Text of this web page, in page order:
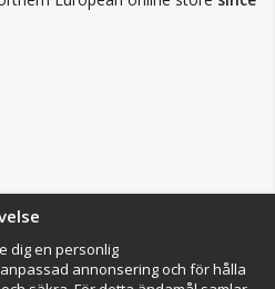
dig en personlig
annonsering och för hålla